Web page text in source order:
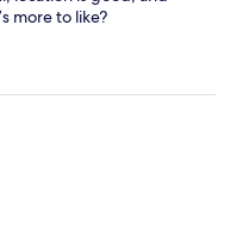
more to like?